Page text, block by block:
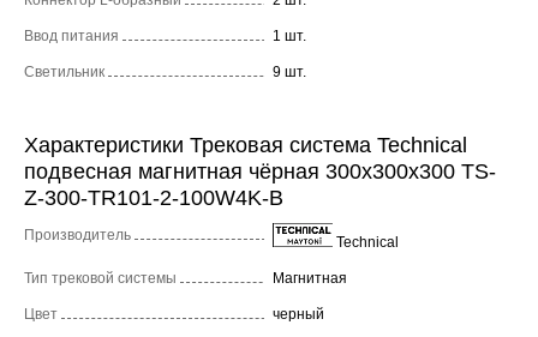
Ввод питания 1 шт.
Светильник 9 шт.
Характеристики Трековая система Technical
подвесная магнитная чёрная 300x300x300 TS-
Z-300-TR101-2-100W4K-B
Производитель Technical
Тип трековой системы Магнитная
Цвет черный